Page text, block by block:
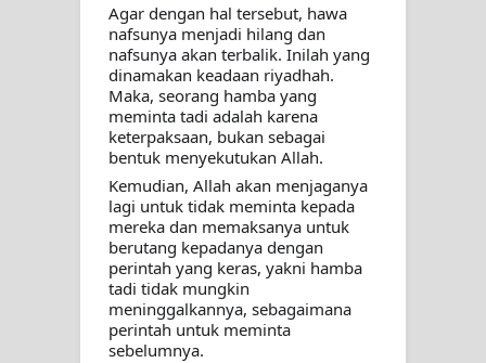
Agar dengan hal tersebut, hawa
nafsunya menjadi hilang dan
nafsunya akan terbalik. Inilah yang
dinamakan keadaan riyadhah.
Maka, seorang hamba yang
meminta tadi adalah karena
keterpaksaan, bukan sebagai
bentuk menyekutukan Allah.
Kemudian, Allah akan menjaganya
lagi untuk tidak meminta kepada
mereka dan memaksanya untuk
berutang kepadanya dengan
perintah yang keras, yakni hamba
tadi tidak mungkin
meninggalkannya, sebagaimana
perintah untuk meminta
sebelumnya.